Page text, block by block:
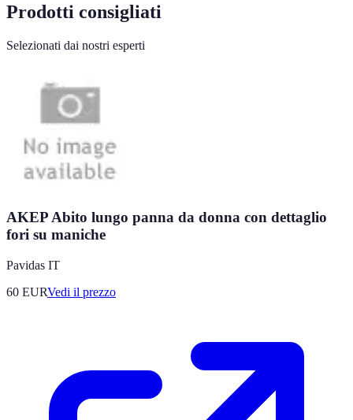
Prodotti consigliati
Selezionati dai nostri esperti
AKEP Abito lungo panna da donna con dettaglio
fori su maniche
Pavidas IT
60 EURVedi il prezzo